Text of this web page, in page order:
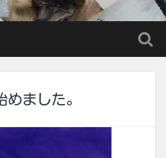
めました。